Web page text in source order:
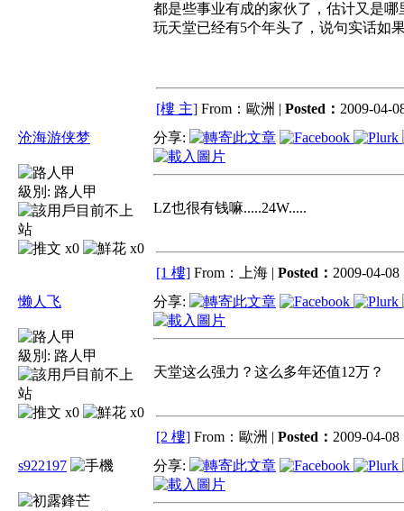
都是些事业有成的家伙了，估计又是
玩天堂已经有5个年头了，说句实话如
[樓 主] From：歐洲 | Posted： 2009-04-
沧海游侠梦
級別: 路人甲
x0 x0
分享:
LZ也很有钱嘛.....24W.....
[1 樓] From：上海 | Posted： 2009-04-08
懒人飞
級別: 路人甲
x0 x0
分享:
天堂这么强力？这么多年还值12万？
[2 樓] From：歐洲 | Posted： 2009-04-08
s922197
分享: